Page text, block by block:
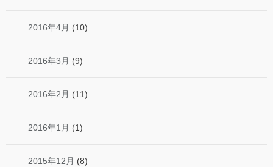
2016年4月 (10)
2016年3月 (9)
2016年2月 (11)
2016年1月 (1)
2015年12月 (8)